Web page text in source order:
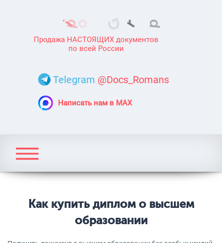
Продажа НАСТОЯЩИХ документов
по всей России
Telegram @Docs_Romans
Написать нам в MAX
Как купить диплом о высшем
образовании